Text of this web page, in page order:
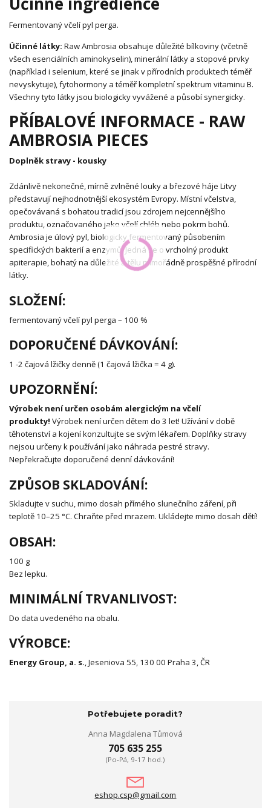
Fermentovaný včelí pyl perga.
Účinné látky: Raw Ambrosia obsahuje důležité bílkoviny (včetně
všech esenciálních aminokyselin), minerální látky a stopové prvky
(například i selenium, které se jinak v přírodních produktech téměř
nevyskytuje), fytohormony a téměř kompletní spektrum vitaminu B.
Všechny tyto látky jsou biologicky vyvážené a působí synergicky.
PŘÍBALOVÉ INFORMACE - RAW
AMBROSIA PIECES
Doplněk stravy - kousky
Zdánlivě nekonečné, mírně zvlněné louky a březové háje Litvy
představují nejhodnotnější ekosystém Evropy. Místní včelstva,
opečovávaná s bohatou tradicí jsou zdrojem nejcennějšího
produktu, označovaného jako včelí chléb nebo pokrm bohů.
Ambrosia je úlový pyl, biologicky fermentovaný působením
specifických bakterií a enzymů. Jedná se o vrcholný produkt
apiterapie, bohatý na důležité a tělu mimořádně prospěšné přírodní
látky.
SLOŽENÍ:
fermentovaný včelí pyl perga – 100 %
DOPORUČENÉ DÁVKOVÁNÍ:
1 -2 čajová lžičky denně (1 čajová lžička = 4 g).
UPOZORNĚNÍ:
Výrobek není určen osobám alergickým na včelí
produkty! Výrobek není určen dětem do 3 let! Užívání v době
těhotenství a kojení konzultujte se svým lékařem. Doplňky stravy
nejsou určeny k používání jako náhrada pestré stravy.
Nepřekračujte doporučené denní dávkování!
ZPŮSOB SKLADOVÁNÍ:
Skladujte v suchu, mimo dosah přímého slunečního záření, při
teplotě 10–25 °C. Chraňte před mrazem. Ukládejte mimo dosah dětí!
OBSAH:
100 g
Bez lepku.
MINIMÁLNÍ TRVANLIVOST:
Do data uvedeného na obalu.
VÝROBCE:
Energy Group, a. s., Jeseniova 55, 130 00 Praha 3, ČR
Potřebujete poradit?
Anna Magdalena Tůmová
705 635 255
(Po-Pá, 9-17 hod.)
eshop.csp@gmail.com